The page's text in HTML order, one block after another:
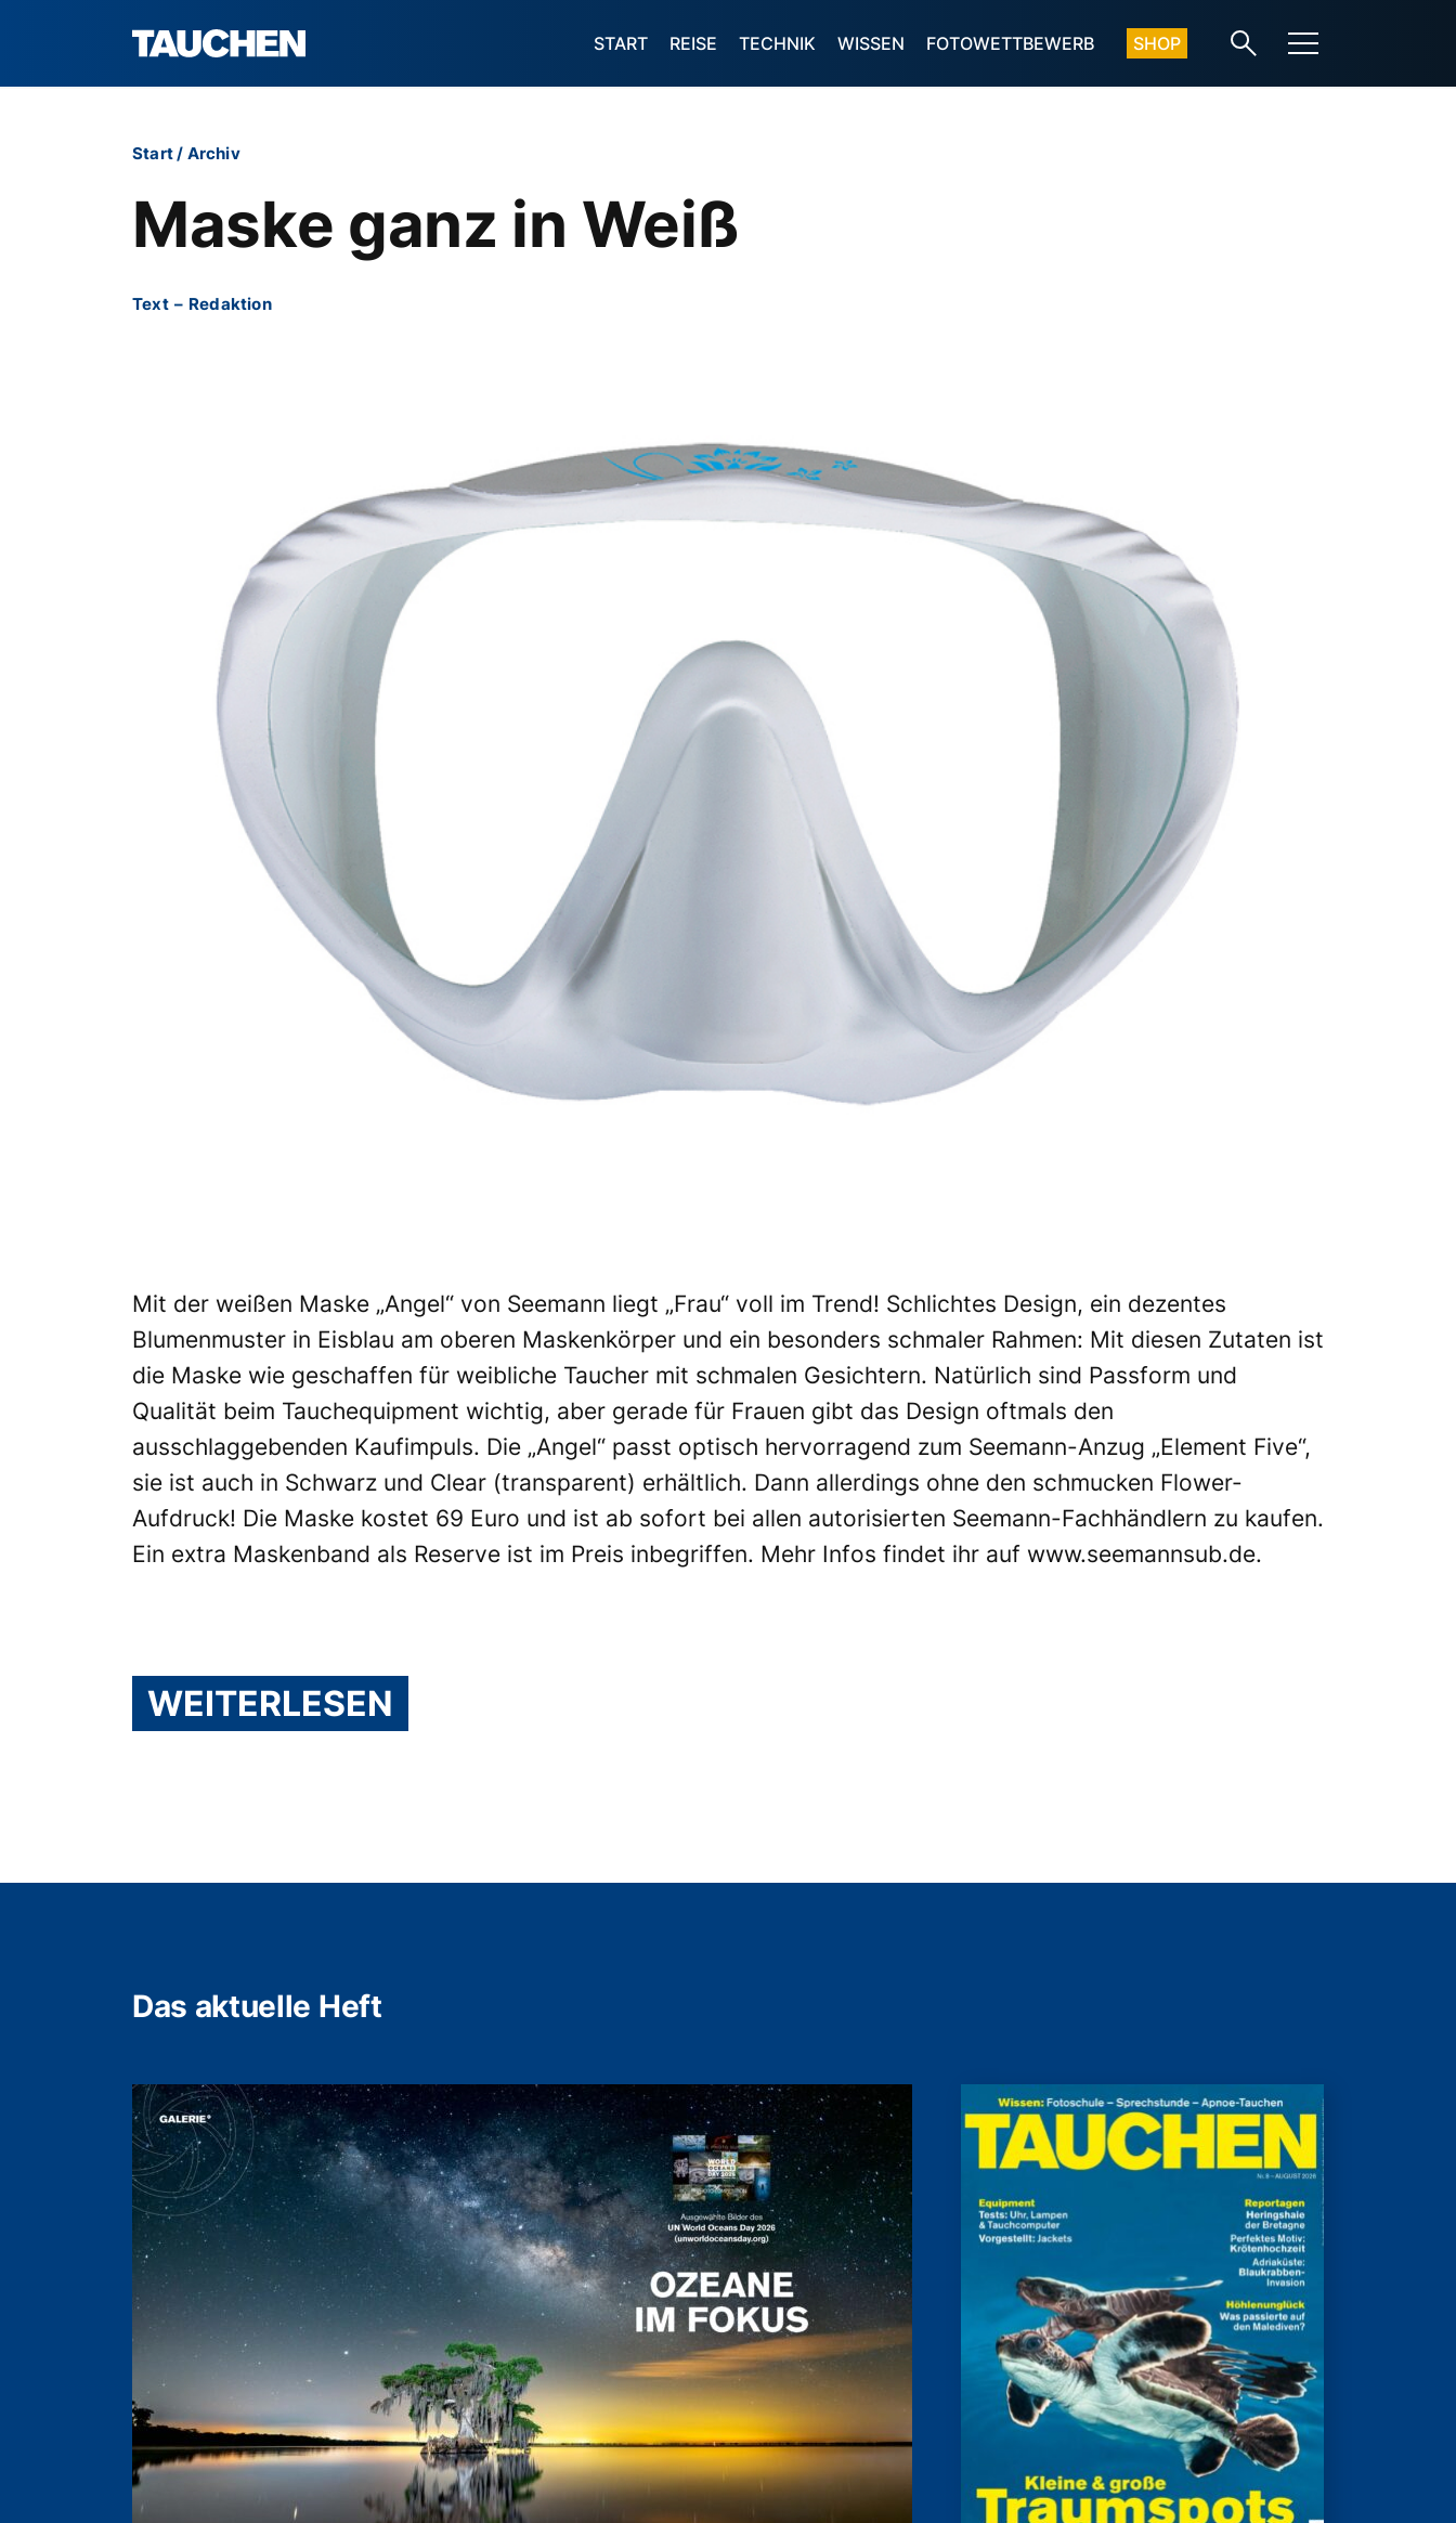
START REISE TECHNIK WISSEN FOTOWETTBEWERB SHOP
Start/ Archiv
Maske ganz in Weiß
Text – Redaktion
Mit der weißen Maske „Angel“ von Seemann liegt „Frau“ voll im Trend! Schlichtes Design, ein dezentes
Blumenmuster in Eisblau am oberen Maskenkörper und ein besonders schmaler Rahmen: Mit diesen Zutaten ist
die Maske wie geschaffen für weibliche Taucher mit schmalen Gesichtern. Natürlich sind Passform und
Qualität beim Tauchequipment wichtig, aber gerade für Frauen gibt das Design oftmals den
ausschlaggebenden Kaufimpuls. Die „Angel“ passt optisch hervorragend zum Seemann-Anzug „Element Five“,
sie ist auch in Schwarz und Clear (transparent) erhältlich. Dann allerdings ohne den schmucken Flower-
Aufdruck! Die Maske kostet 69 Euro und ist ab sofort bei allen autorisierten Seemann-Fachhändlern zu kaufen.
Ein extra Maskenband als Reserve ist im Preis inbegriffen. Mehr Infos findet ihr auf www.seemannsub.de.
WEITERLESEN
Das aktuelle Heft